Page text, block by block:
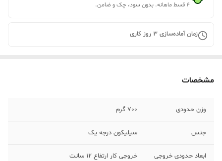
۴ قسط ماهانه. بدون سود، چک و ضامن.
زمان آماده‌سازی 3 روز کاری
مشخصات
وزن حدودی 700 گرم
جنس سیلیکون درجه یک
ابعاد حدودی خروجی
خروجی کار ارتفاع 12 سانت